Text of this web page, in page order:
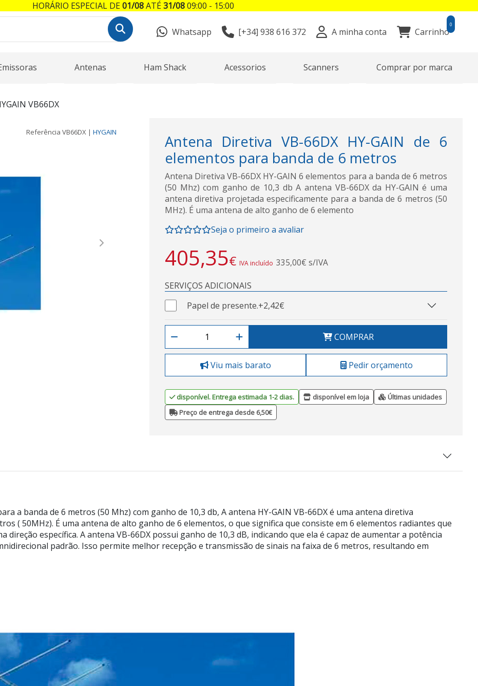
Whatsapp [+34] 938 616 372 A minha conta Carrinho
0
Antenas Ham Shack Acessorios Scanners Comprar por marca
VB66DX
Referência VB66DX | HYGAIN
Next
Antena Diretiva VB-66DX HY-GAIN de 6
elementos para banda de 6 metros
Antena Diretiva VB-66DX HY-GAIN 6 elementos para a banda de 6 metros
(50 Mhz) com ganho de 10,3 db A antena VB-66DX da HY-GAIN é uma
antena diretiva projetada especificamente para a banda de 6 metros (50
MHz). É uma antena de alto ganho de 6 elemento
Seja o primeiro a avaliar
405,35€ IVA incluído 335,00€ s/IVA
SERVIÇOS ADICIONAIS
Papel de presente.+2,42€
COMPRAR
Viu mais barato Pedir orçamento
disponível. Entrega estimada 1-2 dias. disponível em loja
Últimas unidades
Preço de entrega desde 6,50€
a banda de 6 metros (50 Mhz) com ganho de 10,3 db, A antena HY-GAIN VB-66DX é uma antena diretiva
( 50MHz). É uma antena de alto ganho de 6 elementos, o que significa que consiste em 6 elementos radiantes que
específica. A antena VB-66DX possui ganho de 10,3 dB, indicando que ela é capaz de aumentar a potência
padrão. Isso permite melhor recepção e transmissão de sinais na faixa de 6 metros, resultando em
HORÁRIO ESPECIAL DE01/08ATÉ31/0809:00 - 15:00